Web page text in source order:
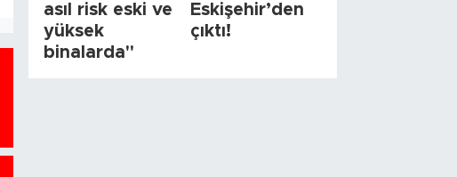
asıl risk eski ve
yüksek
binalarda"
Eskişehir’den
çıktı!